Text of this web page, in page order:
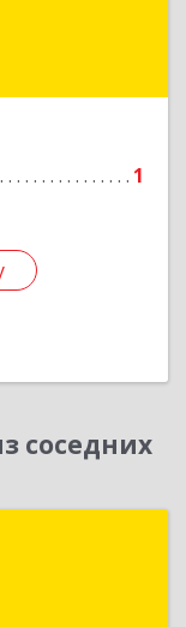
1
Подробнее
соседних
Хабаровск г,